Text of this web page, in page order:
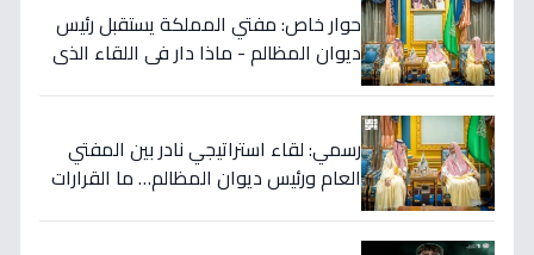
حوار خاص: مفتي المملكة يستقبل رئيس
ديوان المظالم - ماذا دار في اللقاء الذي
رسمي: لقاء استراتيجي نادر بين المفتي
العام ورئيس ديوان المظالم… ما القرارات